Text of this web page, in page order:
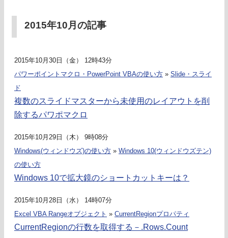
2015年10月の記事
2015年10月30日（金） 12時43分
パワーポイントマクロ・PowerPoint VBAの使い方 » Slide・スライ
ド
複数のスライドマスターから未使用のレイアウトを削
除するパワポマクロ
2015年10月29日（木） 9時08分
Windows(ウィンドウズ)の使い方 » Windows 10(ウィンドウズテン)
の使い方
Windows 10で拡大鏡のショートカットキーは？
2015年10月28日（水） 14時07分
Excel VBA Rangeオブジェクト » CurrentRegionプロパティ
CurrentRegionの行数を取得する－.Rows.Count